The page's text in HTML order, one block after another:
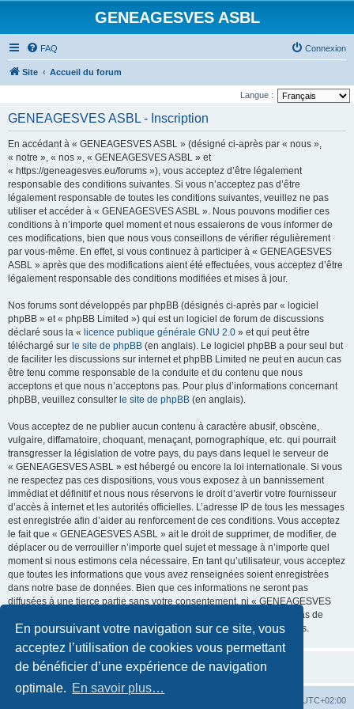
En poursuivant votre navigation sur ce site, vous
acceptez l’utilisation de cookies vous permettant
de bénéficier d’une expérience de navigation
optimale. En savoir plus…
GENEAGESVES ASBL
FAQ Connexion
Site Accueil du forum
Langue :
GENEAGESVES ASBL - Inscription
En accédant à « GENEAGESVES ASBL » (désigné ci-après par « nous »,
« notre », « nos », « GENEAGESVES ASBL » et
« https://geneagesves.eu/forums »), vous acceptez d’être légalement
responsable des conditions suivantes. Si vous n’acceptez pas d’être
légalement responsable de toutes les conditions suivantes, veuillez ne pas
utiliser et accéder à « GENEAGESVES ASBL ». Nous pouvons modifier ces
conditions à n’importe quel moment et nous essaierons de vous informer de
ces modifications, bien que nous vous conseillons de vérifier régulièrement
par vous-même. En effet, si vous continuez à participer à « GENEAGESVES
ASBL » après que des modifications aient été effectuées, vous acceptez d’être
légalement responsable des conditions modifiées et mises à jour.
Nos forums sont développés par phpBB (désignés ci-après par « logiciel
phpBB » et « phpBB Limited ») qui est un logiciel de forum de discussions
déclaré sous la « licence publique générale GNU 2.0 » et qui peut être
téléchargé sur le site de phpBB (en anglais). Le logiciel phpBB a pour seul but
de faciliter les discussions sur internet et phpBB Limited ne peut en aucun cas
être tenu comme responsable de la conduite et du contenu que nous
acceptons et que nous n’acceptons pas. Pour plus d’informations concernant
phpBB, veuillez consulter le site de phpBB (en anglais).
Vous acceptez de ne publier aucun contenu à caractère abusif, obscène,
vulgaire, diffamatoire, choquant, menaçant, pornographique, etc. qui pourrait
transgresser la législation de votre pays, du pays dans lequel le serveur de
« GENEAGESVES ASBL » est hébergé ou encore la loi internationale. Si vous
ne respectez pas ces dispositions, vous vous exposez à un bannissement
immédiat et définitif et nous nous réservons le droit d’avertir votre fournisseur
d’accès à internet et les autorités officielles. L’adresse IP de tous les messages
est enregistrée afin d’aider au renforcement de ces conditions. Vous acceptez
le fait que « GENEAGESVES ASBL » ait le droit de supprimer, de modifier, de
déplacer ou de verrouiller n’importe quel sujet et message à n’importe quel
moment si nous estimons cela nécessaire. En tant qu’utilisateur, vous acceptez
que toutes les informations que vous avez renseignées soient enregistrées
dans notre base de données. Bien que ces informations ne seront pas
diffusées à une tierce partie sans votre consentement, ni « GENEAGESVES
ASBL », ni phpBB, ne pourront être tenus comme responsables en cas de
tentative de piratage informatique visant à compromettre vos données.
UTC+02:00